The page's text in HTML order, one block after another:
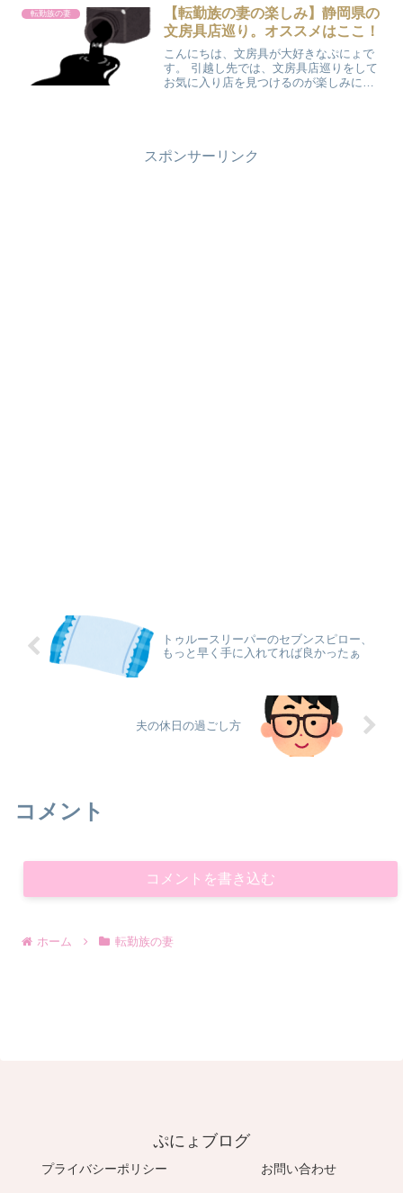
給が少ないのにお金は貯まる そんな経験
をしてきたので、その理...
転勤族の妻
【転勤族の妻の楽しみ】静岡県の
文房具店巡り。オススメはここ！
こんにちは、文房具が大好きなぷにょで
す。 引越し先では、文房具店巡りをして
お気に入り店を見つけるのが楽しみにな
スポンサーリンク
トゥルースリーパーのセブンスピロー、
もっと早く手に入れてれば良かったぁ
夫の休日の過ごし方
コメント
コメントを書き込む
ホーム 転勤族の妻
ぷにょブログ
プライバシーポリシー お問い合わせ